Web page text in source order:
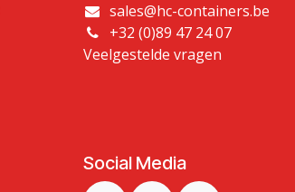
sales@hc-containers.be
+32 (0)89 47 24 07
Veelgestelde vragen
Social Media